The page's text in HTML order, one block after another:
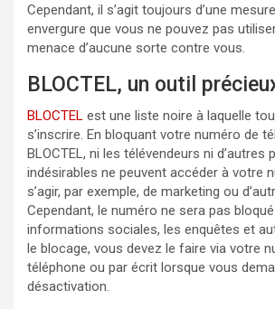
Cependant, il s’agit toujours d’une
envergure que vous ne pouvez pas utiliser
menace d’aucune sorte contre vous.
BLOCTEL, un outil
BLOCTEL est une liste noire à laquelle
s’inscrire. En bloquant votre numéro de
BLOCTEL, ni les télévendeurs ni d’autres
indésirables ne peuvent accéder à votre
s’agir, par exemple, de marketing ou
Cependant, le numéro ne sera pas
informations sociales, les enquêtes et
le blocage, vous devez le faire via votre
téléphone ou par écrit lorsque vous
désactivation.